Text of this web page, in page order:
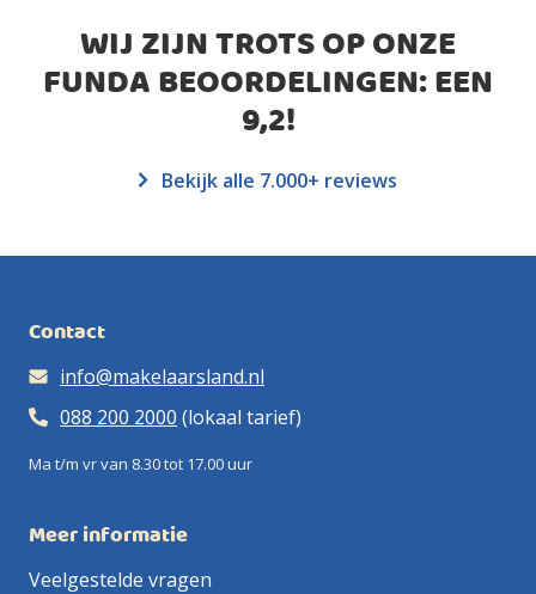
WIJ ZIJN TROTS OP ONZE
FUNDA BEOORDELINGEN: EEN
9,2!
Bekijk alle 7.000+ reviews
Contact
info@makelaarsland.nl
088 200 2000 (lokaal tarief)
Ma t/m vr van 8.30 tot 17.00 uur
Meer informatie
Veelgestelde vragen